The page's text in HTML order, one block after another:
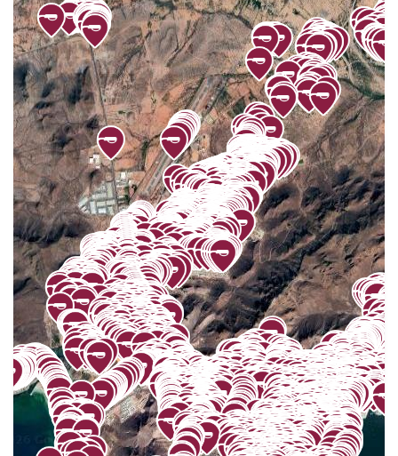
COSTA AZUL 42
DIAMANTE 68
EDMUNDO SÁNCHEZ 13
EL ALAMO 8
EL ARROYO 13
EL CASTILLO 4
EL CENTINELA 35
EL DORADO 32
EL MIRADOR 2
EL RASTRO 65
EL ROBLE 26
EL YAQUI 15
ESTACIÓN OROZ 13
ESTEBAN BOCA CALDERÓN 16
FOVISSSTE 60
FRACCIONAMIENTO EL ÁLAMO 3